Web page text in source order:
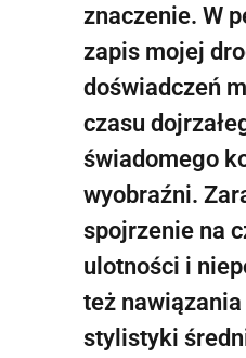
znaczenie. W
zapis mojej
doświadczeń
czasu
świadomego
wyobraźni.
spojrzenie na
ulotności i
też
stylistyki